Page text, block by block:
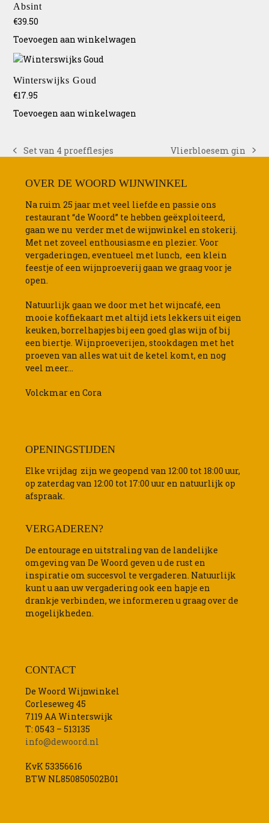
gekozen
worden
op
productpagina
Absint
€39.50
Toevoegen aan winkelwagen
Winterswijks Goud
€17.95
Toevoegen aan winkelwagen
previous
Set van 4 proefflesjes
next
Vlierbloesem gin
OVER DE WOORD WIJNWINKEL
Na ruim 25 jaar met veel liefde en passie ons
restaurant “de Woord” te hebben geëxploiteerd,
gaan we nu verder met de wijnwinkel en stokerij.
Met net zoveel enthousiasme en plezier. Voor
vergaderingen, eventueel met lunch, een klein
feestje of een wijnproeverij gaan we graag voor je
open.
Natuurlijk gaan we door met het wijncafé, een
mooie koffiekaart met altijd iets lekkers uit eigen
keuken, borrelhapjes bij een goed glas wijn of bij
een biertje. Wijnproeverijen, stookdagen met het
proeven van alles wat uit de ketel komt, en nog
veel meer…
Volckmar en Cora
OPENINGSTIJDEN
Elke vrijdag zijn we geopend van 12:00 tot 18:00 uur,
op zaterdag van 12:00 tot 17:00 uur en natuurlijk op
afspraak.
VERGADEREN?
De entourage en uitstraling van de landelijke
omgeving van De Woord geven u de rust en
inspiratie om succesvol te vergaderen. Natuurlijk
kunt u aan uw vergadering ook een hapje en
drankje verbinden, we informeren u graag over de
mogelijkheden.
CONTACT
De Woord Wijnwinkel
Corleseweg 45
7119 AA Winterswijk
T: 0543 – 513135
info@dewoord.nl
KvK 53356616
BTW NL850850502B01